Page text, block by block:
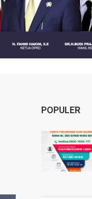
POPULER